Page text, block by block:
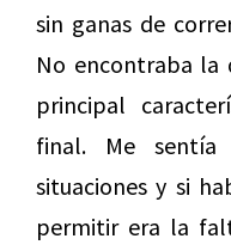
sin ganas de
No encontraba la
principal
final. Me sentía
situaciones y si
permitir era la